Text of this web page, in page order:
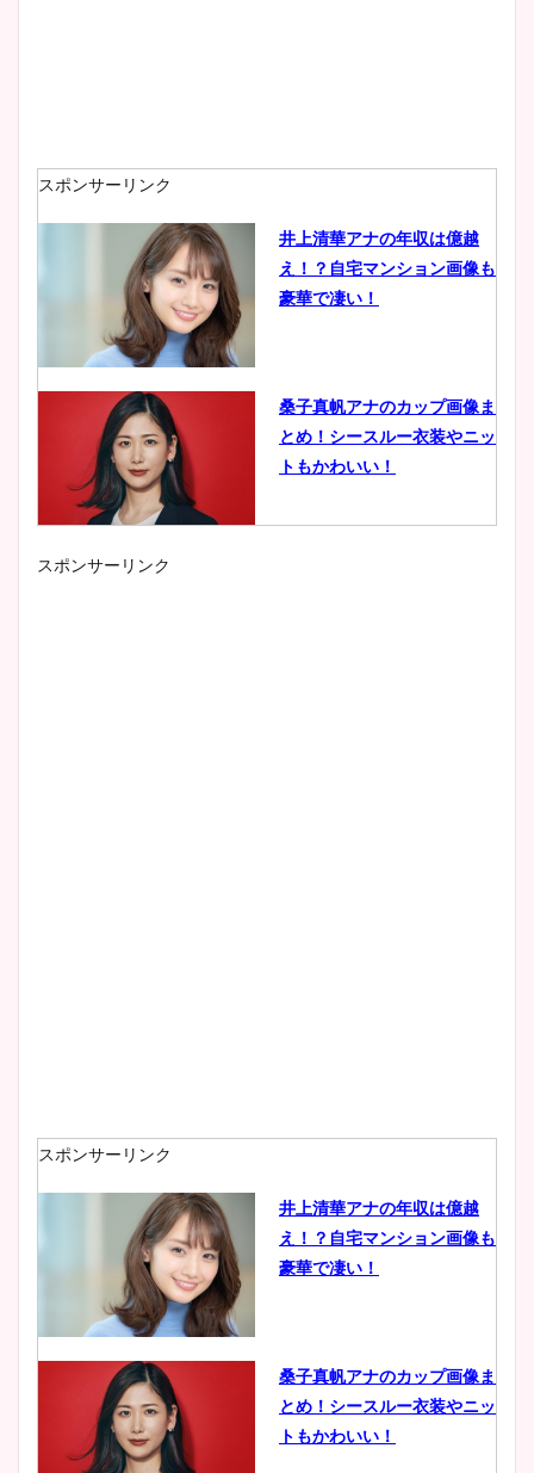
スポンサーリンク
井上清華アナの年収は億越
え！？自宅マンション画像も
豪華で凄い！
桑子真帆アナのカップ画像ま
とめ！シースルー衣装やニッ
トもかわいい！
肉も凄い！
鈴木唯の太ってた時の体重が
ヤバすぎww原因や痩せたダ
豊島実季アナのカップ画像ま
とめ！美脚や水着姿に年齢も
スポンサーリンク
スポンサーリンク
井上清華アナの年収は億越
え！？自宅マンション画像も
豪華で凄い！
桑子真帆アナのカップ画像ま
とめ！シースルー衣装やニッ
トもかわいい！